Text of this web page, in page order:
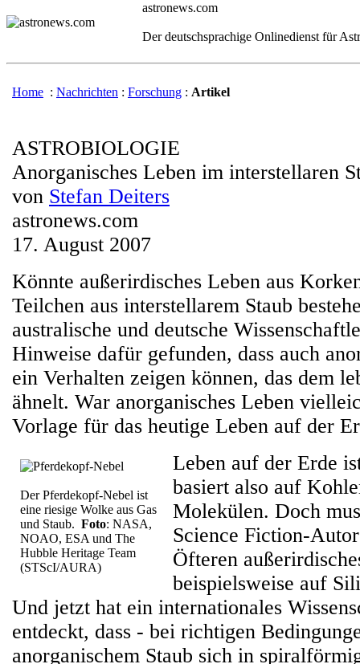
astronews.com
Der deutschsprachige Onlinedienst für
Home : Nachrichten : Forschung : Artikel
ASTROBIOLOGIE
Anorganisches Leben im interstellaren
von Stefan Deiters
astronews.com
17. August 2007
Könnte außerirdisches Leben aus
Teilchen aus interstellarem Staub
australische und deutsche
Hinweise dafür gefunden, dass auch
ein Verhalten zeigen können, das dem
ähnelt. War anorganisches Leben
Vorlage für das heutige Leben auf der
Der Pferdekopf-Nebel ist
eine riesige Wolke aus Gas
und Staub. Foto: NASA,
NOAO, ESA und The
Hubble Heritage Team
(STScI/AURA)
Leben auf der Erde
basiert also auf
Molekülen. Doch
Science Fiction-
Öfteren
beispielsweise auf
Und jetzt hat ein internationales
entdeckt, dass - bei richtigen
anorganischem Staub sich in